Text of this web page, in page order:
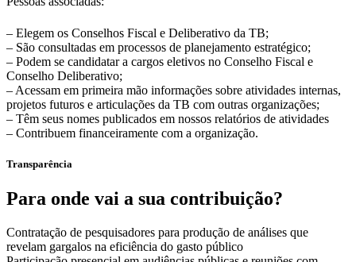
– Elegem os Conselhos Fiscal e Deliberativo da TB;
– São consultadas em processos de planejamento estratégico;
– Podem se candidatar a cargos eletivos no Conselho Fiscal e
Conselho Deliberativo;
– Acessam em primeira mão informações sobre atividades internas,
projetos futuros e articulações da TB com outras organizações;
– Têm seus nomes publicados em nossos relatórios de atividades
– Contribuem financeiramente com a organização.
Transparência
Para onde vai a sua contribuição?
Contratação de pesquisadores para produção de análises que
revelam gargalos na eficiência do gasto público